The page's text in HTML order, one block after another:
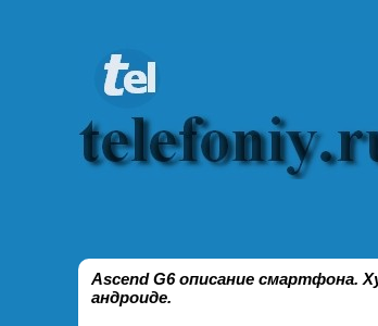
Ascend G6 описание смартфона.
андроиде.